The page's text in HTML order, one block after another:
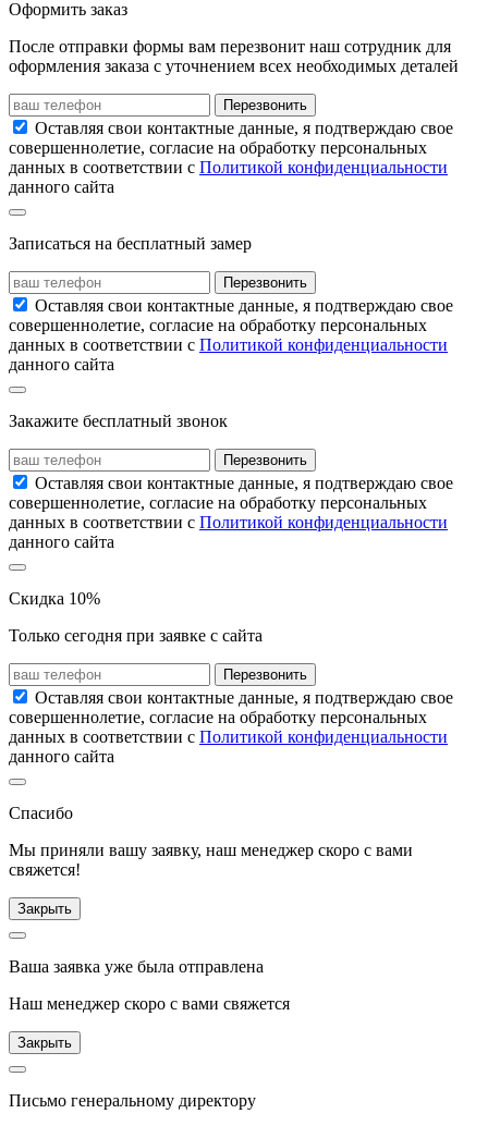
Оформить заказ
После отправки формы вам перезвонит наш сотрудник для
оформления заказа с уточнением всех необходимых деталей
Перезвонить
Оставляя свои контактные данные, я подтверждаю свое
совершеннолетие, согласие на обработку персональных
данных в соответствии с Политикой конфиденциальности
данного сайта
Записаться на бесплатный замер
Перезвонить
Оставляя свои контактные данные, я подтверждаю свое
совершеннолетие, согласие на обработку персональных
данных в соответствии с Политикой конфиденциальности
данного сайта
Закажите бесплатный звонок
Перезвонить
Оставляя свои контактные данные, я подтверждаю свое
совершеннолетие, согласие на обработку персональных
данных в соответствии с Политикой конфиденциальности
данного сайта
Скидка 10%
Только сегодня при заявке с сайта
Перезвонить
Оставляя свои контактные данные, я подтверждаю свое
совершеннолетие, согласие на обработку персональных
данных в соответствии с Политикой конфиденциальности
данного сайта
Спасибо
Мы приняли вашу заявку, наш менеджер скоро с вами
свяжется!
Закрыть
Ваша заявка уже была отправлена
Наш менеджер скоро с вами свяжется
Закрыть
Письмо генеральному директору